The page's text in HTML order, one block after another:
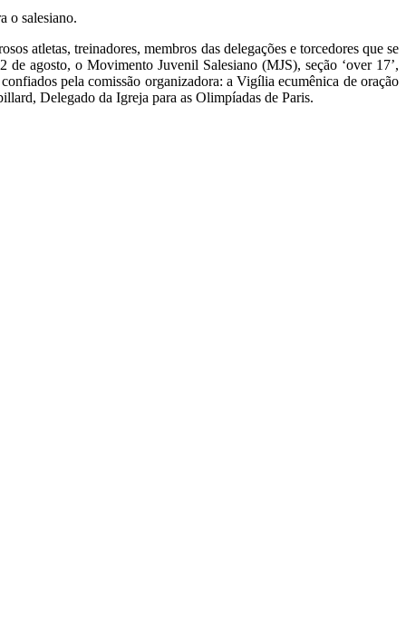
o salesiano.
atletas, treinadores, membros das delegações e torcedores que se
agosto, o Movimento Juvenil Salesiano (MJS), seção ‘over 17’,
pela comissão organizadora: a Vigília ecumênica de oração
Delegado da Igreja para as Olimpíadas de Paris.